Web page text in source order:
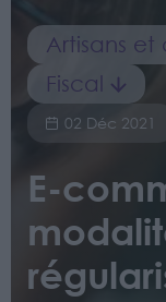
Artisans
Fiscal
02 Déc 2021
E-